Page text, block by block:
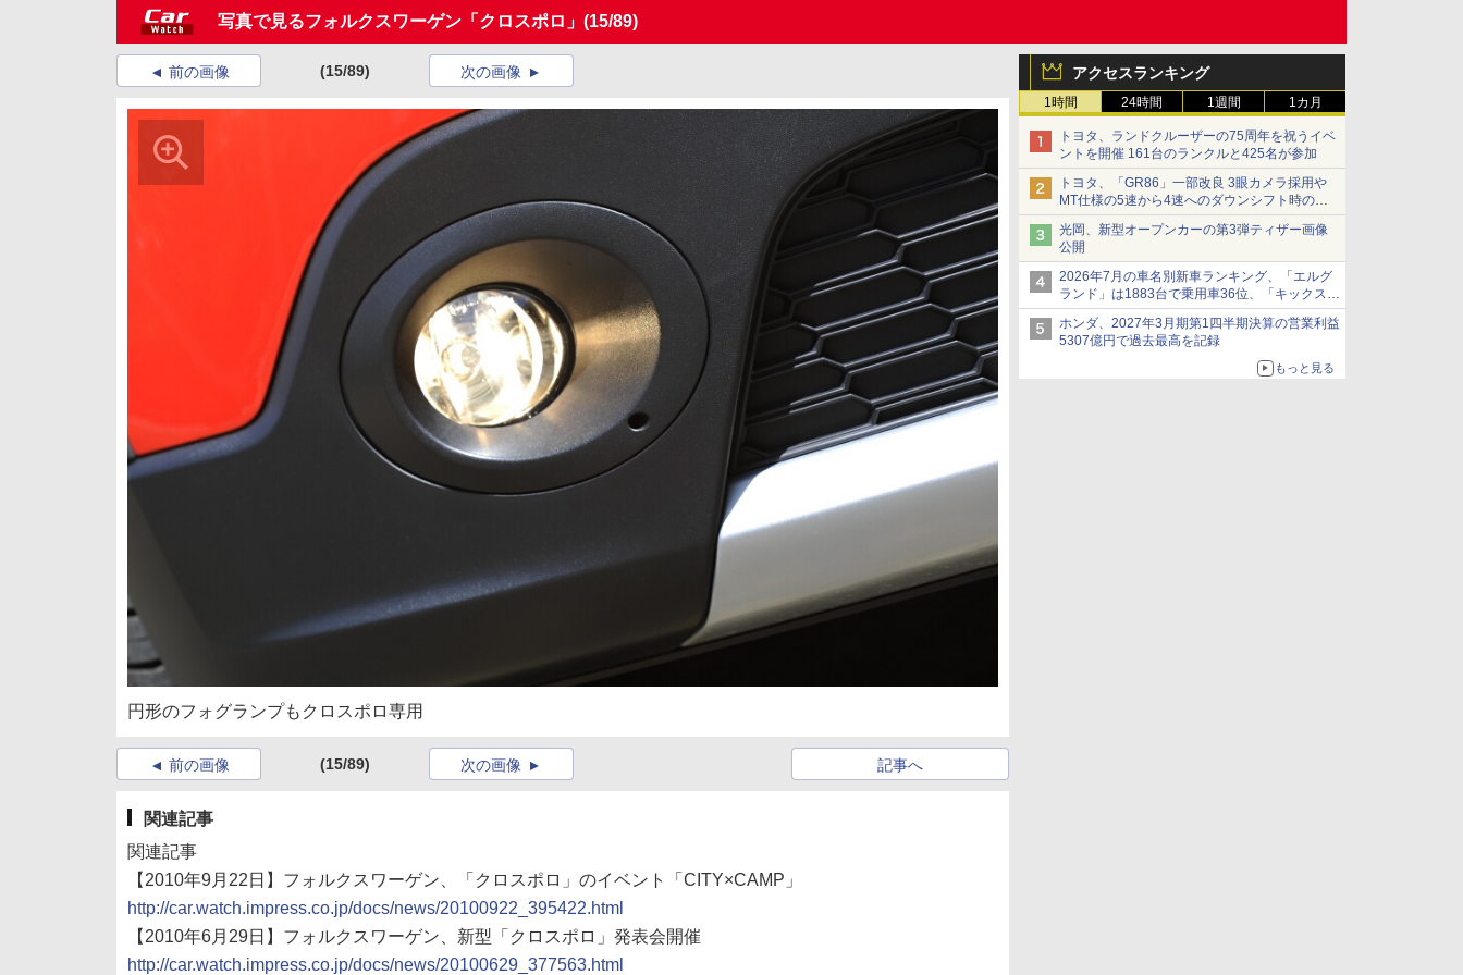
写真で見るフォルクスワーゲン「クロスポロ」 (15/89)
アクセスランキング
1時間 24時間 1週間 1カ月
トヨタ、ランドクルーザーの75周年を祝うイベ
ントを開催 161台のランクルと425名が参加
トヨタ、「GR86」一部改良 3眼カメラ採用や
MT仕様の5速から4速へのダウンシフト時の操
作性向上など
光岡、新型オープンカーの第3弾ティザー画像
公開
2026年7月の車名別新車ランキング、「エルグ
ランド」は1883台で乗用車36位、「キックス」
は2591台で27位に
ホンダ、2027年3月期第1四半期決算の営業利益
5307億円で過去最高を記録
もっと見る
前の画像 (15/89) 次の画像
円形のフォグランプもクロスポロ専用
前の画像 (15/89) 記事へ
次の画像
関連記事
関連記事
【2010年9月22日】フォルクスワーゲン、「クロスポロ」のイベント「CITY×CAMP」
http://car.watch.impress.co.jp/docs/news/20100922_395422.html
【2010年6月29日】フォルクスワーゲン、新型「クロスポロ」発表会開催
http://car.watch.impress.co.jp/docs/news/20100629_377563.html